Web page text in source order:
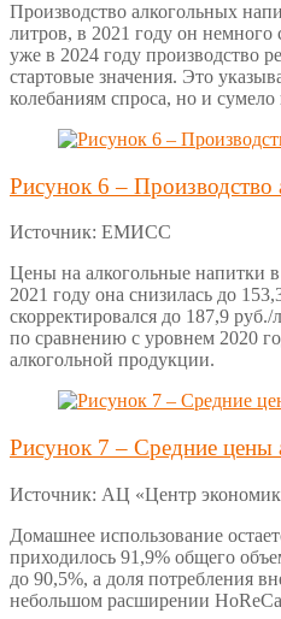
Производство алкогольных
литров, в 2021 году он немного
уже в 2024 году производство
стартовые значения. Это
колебаниям спроса, но и
Рисунок 6 – Производство
Источник: ЕМИСС
Цены на алкогольные напитки
2021 году она снизилась до
скорректировался до 187,9
по сравнению с уровнем 2020
алкогольной продукции.
Рисунок 7 – Средние цены
Источник: АЦ «Центр
Домашнее использование
приходилось 91,9% общего
до 90,5%, а доля потребления
небольшом расширении